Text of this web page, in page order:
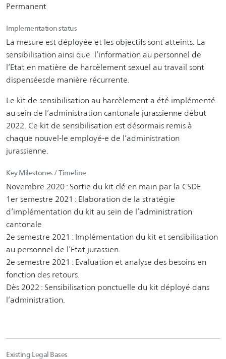
Permanent
Implementation status
La mesure est déployée et les objectifs sont atteints. La
sensibilisation ainsi que l’information au personnel de
l’Etat en matière de harcèlement sexuel au travail sont
dispenséesde manière récurrente.
Le kit de sensibilisation au harcèlement a été implémenté
au sein de l’administration cantonale jurassienne début
2022. Ce kit de sensibilisation est désormais remis à
chaque nouvel-le employé-e de l’administration
jurassienne.
Key Milestones / Timeline
Novembre 2020 : Sortie du kit clé en main par la CSDE
1er semestre 2021 : Elaboration de la stratégie
d’implémentation du kit au sein de l’administration
cantonale
2e semestre 2021 : Implémentation du kit et sensibilisation
au personnel de l’Etat jurassien.
2e semestre 2021 : Evaluation et analyse des besoins en
fonction des retours.
Dès 2022 : Sensibilisation ponctuelle du kit déployé dans
l’administration.
Existing Legal Bases